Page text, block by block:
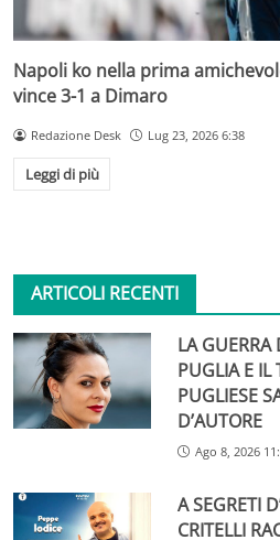
Napoli ko nella prima
vince 3-1 a Dimaro
Redazione Desk Lug 23, 2026 6:38
Leggi di più
ARTICOLI RECENTI
LA GUERRA
PUGLIA E IL
PUGLIESE
D’AUTORE
Ago 8, 2026
A SEGRETI
CRITELLI